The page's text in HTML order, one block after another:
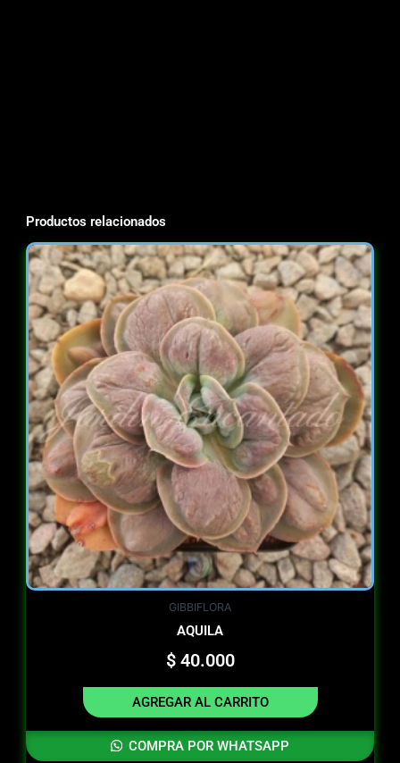
Productos relacionados
GIBBIFLORA
AQUILA
$40.000
AGREGAR AL CARRITO
COMPRA POR WHATSAPP